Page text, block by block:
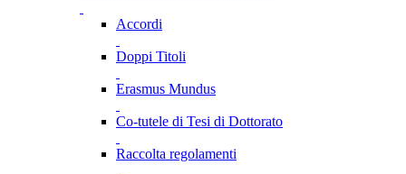
Accordi
Doppi Titoli
Erasmus Mundus
Co-tutele di Tesi di Dottorato
Raccolta regolamenti